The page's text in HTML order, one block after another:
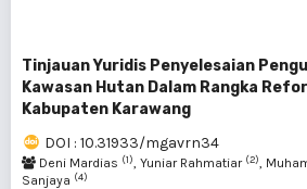
Tinjauan Yuridis Penyelesaian
Kawasan Hutan Dalam Rangka
Kabupaten Karawang
DOI : 10.31933/mgavrn34
Deni Mardias (1), Yuniar Rahmatiar (2),
Sanjaya (4)